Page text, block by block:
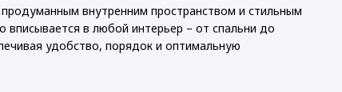
внутренним пространством и стильным
вписывается в любой интерьер – от спальни до
удобство, порядок и оптимальную